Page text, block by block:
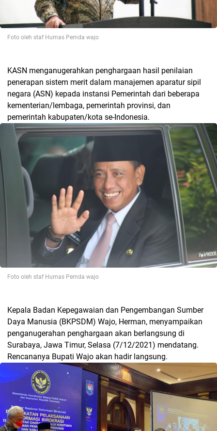
Foto oleh staf Humas Pemda wajo
KASN menganugerahkan penghargaan hasil penilaian
penerapan sistem merit dalam manajemen aparatur sipil
negara (ASN) kepada instansi Pemerintah dari beberapa
kementerian/lembaga, pemerintah provinsi, dan
pemerintah kabupaten/kota se-Indonesia.
Foto oleh staf Humas Pemda wajo
Kepala Badan Kepegawaian dan Pengembangan Sumber
Daya Manusia (BKPSDM) Wajo, Herman, menyampaikan
penganugerahan penghargaan akan berlangsung di
Surabaya, Jawa Timur, Selasa (7/12/2021) mendatang.
Rencananya Bupati Wajo akan hadir langsung.